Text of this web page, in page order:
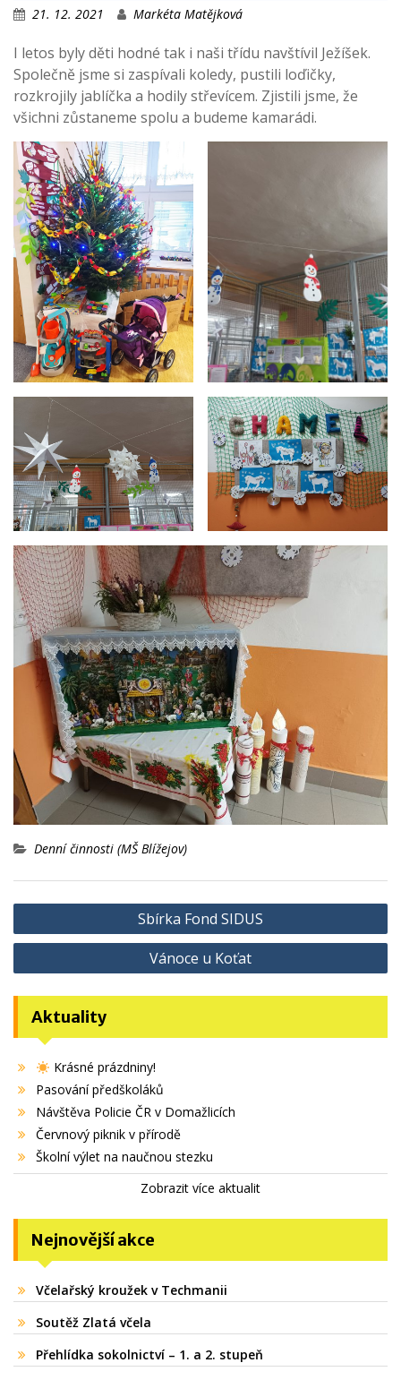
21. 12. 2021 Markéta Matějková
I letos byly děti hodné tak i naši třídu navštívil Ježíšek.
Společně jsme si zaspívali koledy, pustili loďičky,
rozkrojily jablíčka a hodily střevícem. Zjistili jsme, že
všichni zůstaneme spolu a budeme kamarádi.
Denní činnosti (MŠ Blížejov)
Navigace
pro
Sbírka Fond SIDUS
Vánoce u Koťat
Aktuality
Krásné prázdniny!
Pasování předškoláků
Návštěva Policie ČR v Domažlicích
Červnový piknik v přírodě
Školní výlet na naučnou stezku
Zobrazit více aktualit
Nejnovější akce
Včelařský kroužek v Techmanii
Soutěž Zlatá včela
Přehlídka sokolnictví – 1. a 2. stupeň